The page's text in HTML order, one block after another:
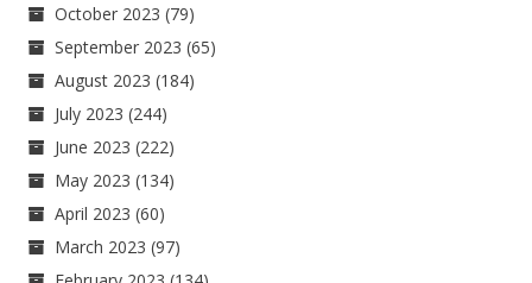
October 2023 (79)
September 2023 (65)
August 2023 (184)
July 2023 (244)
June 2023 (222)
May 2023 (134)
April 2023 (60)
March 2023 (97)